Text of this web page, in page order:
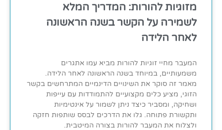
מזוגיות להורות: המדריך המלא
לשמירה על הקשר בשנה הראשונה
לאחר הלידה
המעבר מחיי זוגיות להורות מביא עמו אתגרים
משמעותיים, במיוחד בשנה הראשונה לאחר הלידה.
מאמר זה סוקר את השינויים הדינמיים המתרחשים בקשר
הזוגי, מציע כלים מקצועיים להתמודדות עם עייפות
ושחיקה, ומסביר כיצד ניתן לשמור על אינטימיות
ותקשורת פתוחה. גלו את הדרכים לבסס שותפות חזקה
ולצלוח את המעבר להורות בצורה המיטבית.